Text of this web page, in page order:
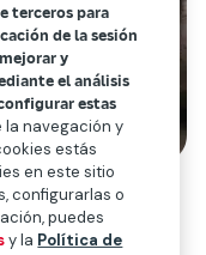
en la
terceros para
de la sesión
y
el análisis
estas
la navegación y
estás
en este sitio
configurarlas o
puedes
y la Política de